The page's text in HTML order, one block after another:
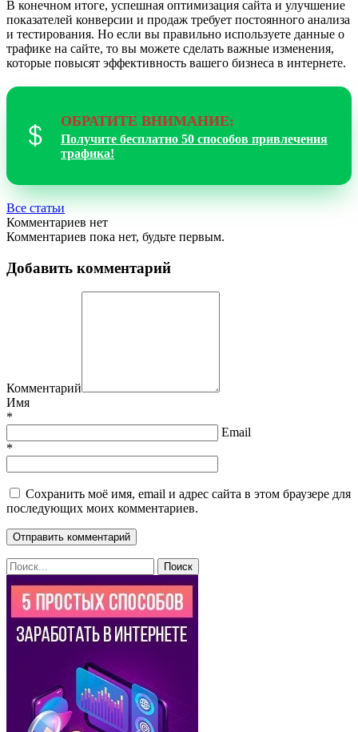
В конечном итоге, успешная оптимизация сайта и улучшение
показателей конверсии и продаж требует постоянного анализа
и тестирования. Но если вы правильно используете данные о
трафике на сайте, то вы можете сделать важные изменения,
которые повысят эффективность вашего бизнеса в интернете.
ОБРАТИТЕ ВНИМАНИЕ:
Получите бесплатно 50 способов привлечения
трафика!
Все статьи
Комментариев нет
Комментариев пока нет, будьте первым.
Добавить комментарий
Комментарий
Имя
*
Email
*
Сохранить моё имя, email и адрес сайта в этом браузере для
последующих моих комментариев.